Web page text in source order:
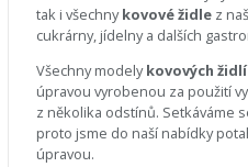
tak i všechnykovové židle z
cukrárny, jídelny a dalších
Všechny modelykovových židlí
úpravou vyrobenou za použití
z několika odstínů. Setkáváme
proto jsme do naší nabídky
úpravou.